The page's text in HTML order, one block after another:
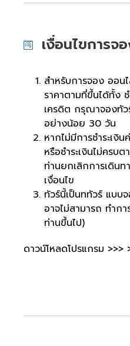
เงื่อนไขการจ
สำหรับการจอง ออน
ราคาตามที่ขึ้นได้ทั้ง
เครดิต กรุณาจองทั
อย่างน้อย 30 วัน
หากไม่มีการชำระเงิ
หรือชำระเงินไม่ครบ
ท่านยกเลิกการเดิน
เงื่อนไข
ทัวร์นี้เป็นททัวร์ แบบ
อาจไม่สามารถ ทำก
ท่านขึ้นไป)
ดาวน์โหลดโปรแกรม >>>